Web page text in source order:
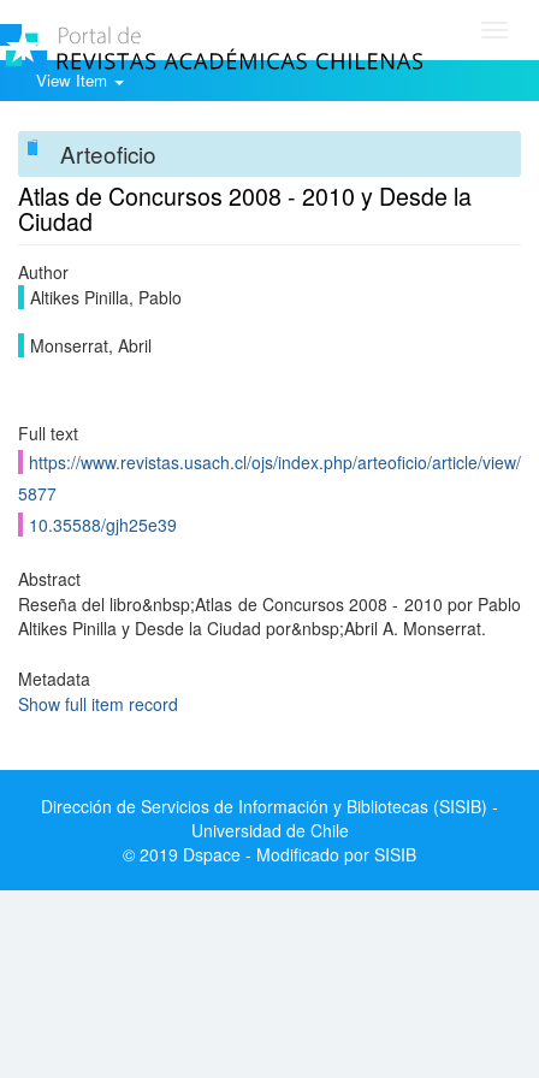
View Item
Arteoficio
Atlas de Concursos 2008 - 2010 y Desde la
Ciudad
Author
Altikes Pinilla, Pablo
Monserrat, Abril
Full text
https://www.revistas.usach.cl/ojs/index.php/arteoficio/article/view/
5877
10.35588/gjh25e39
Abstract
Reseña del libro&nbsp;Atlas de Concursos 2008 - 2010 por Pablo
Altikes Pinilla y Desde la Ciudad por&nbsp;Abril A. Monserrat.
Metadata
Show full item record
Dirección de Servicios de Información y Bibliotecas (SISIB) -
Universidad de Chile
© 2019 Dspace - Modificado por SISIB